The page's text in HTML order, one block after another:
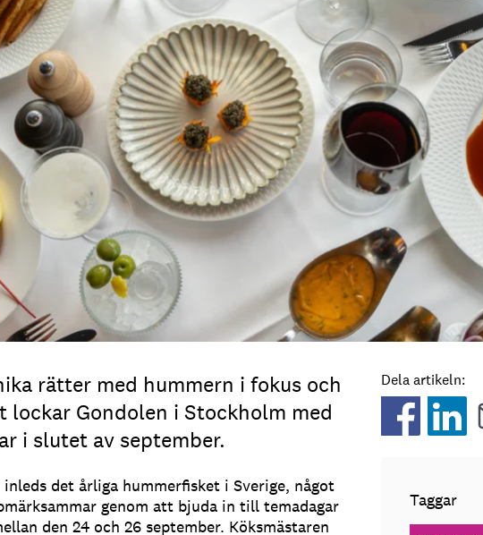
rätter med hummern i fokus och
lockar Gondolen i Stockholm med
i slutet av september.
inleds det årliga hummerfisket i Sverige, något
genom att bjuda in till temadagar
den 24 och 26 september. Köksmästaren
Dela artikeln:
Taggar